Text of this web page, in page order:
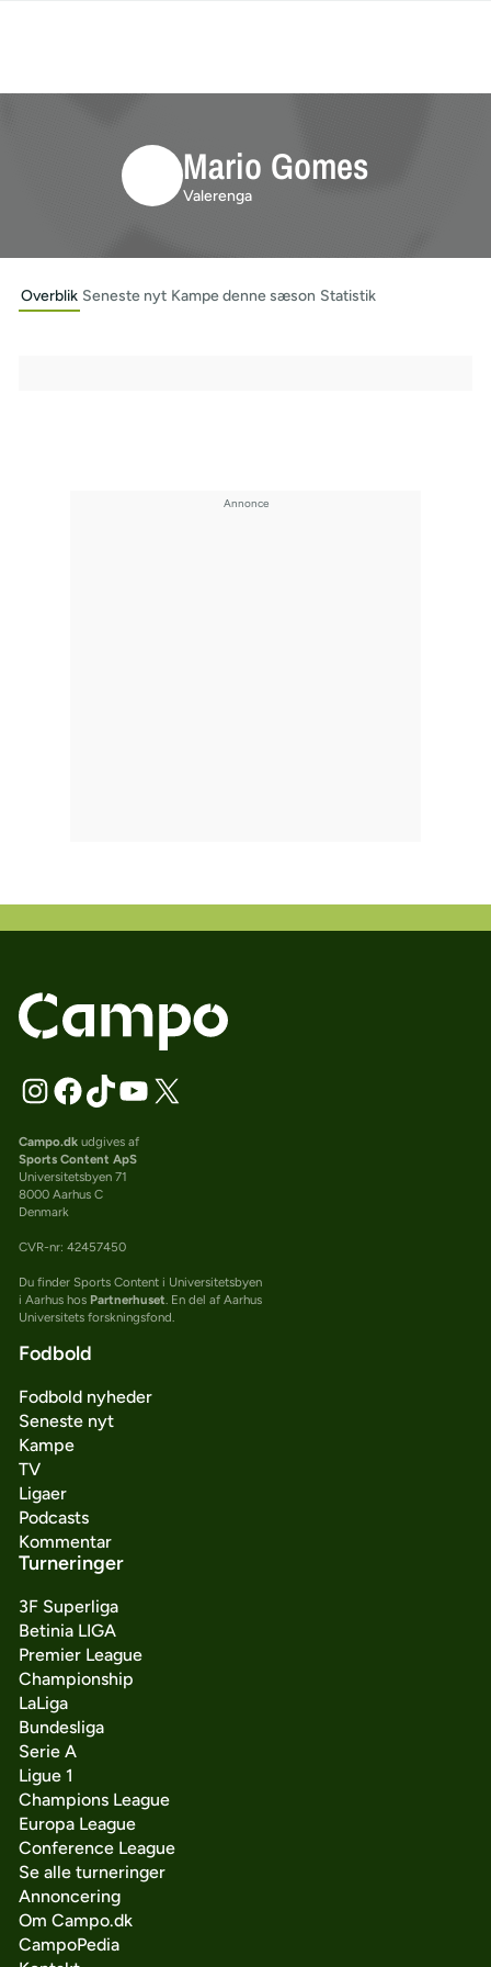
Mario Gomes
Valerenga
Overblik Seneste nyt Kampe denne sæson Statistik
Campo.dkudgives af
Sports Content ApS
Universitetsbyen 71
8000 Aarhus C
Denmark
CVR-nr: 42457450
Du finder Sports Content i Universitetsbyen
i Aarhus hos Partnerhuset. En del af Aarhus
Universitets forskningsfond.
Fodbold
Fodbold nyheder
Seneste nyt
Kampe
TV
Ligaer
Podcasts
Kommentar
Turneringer
3F Superliga
Betinia LIGA
Premier League
Championship
LaLiga
Bundesliga
Serie A
Ligue 1
Champions League
Europa League
Conference League
Se alle turneringer
Annoncering
Om Campo.dk
CampoPedia